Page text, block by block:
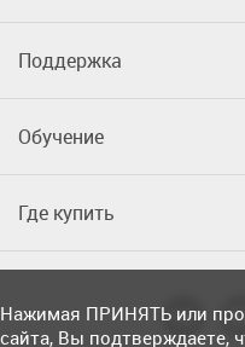
Поддержка
Обучение
Где купить
Нажимая ПРИНЯТЬ или
сайта, Вы подтверждаете,